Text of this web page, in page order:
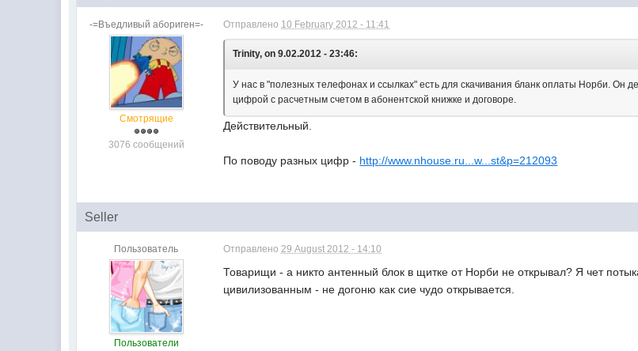
-=Въедливый абориген=-
Смотрящие
3076 сообщений
Отправлено 10 February 2012 - 11:41
Trinity, on 9.02.2012 - 23:46:
У нас в "полезных телефонах и ссылках" есть для скачивания бланк оплаты Норби. Он
цифрой с расчетным счетом в абонентской книжке и договоре.
Действительный.
По поводу разных цифр - http://www.nhouse.ru...w...st&p=212093
Seller
Пользователь
Пользователи
Отправлено29 August 2012 - 14:10
Товарищи - а никто антенный блок в щитке от Норби не открывал? Я чет
цивилизованным - не догоню как сие чудо открывается.